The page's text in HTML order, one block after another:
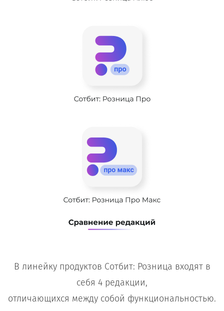
В линейку продуктов Сотбит: Розница входят в
себя 4 редакции,
отличающихся между собой функциональностью.